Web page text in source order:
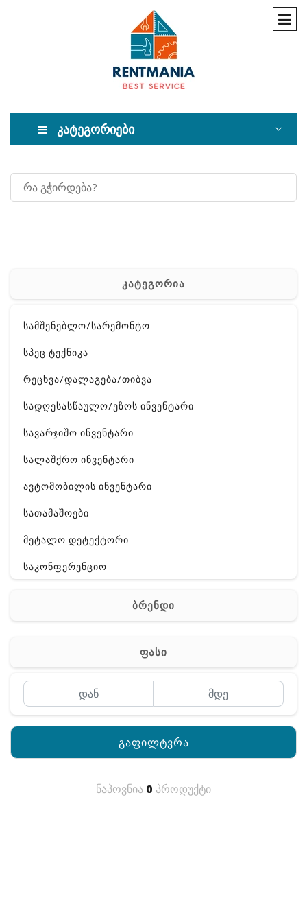
კატეგორიები
კატეგორია
სამშენებლო/სარემონტო
სპეც ტექნიკა
რეცხვა/დალაგება/თიბვა
სადღესასწაულო/ეზოს ინვენტარი
სავარჯიშო ინვენტარი
სალაშქრო ინვენტარი
ავტომობილის ინვენტარი
სათამაშოები
მეტალო დეტექტორი
საკონფერენციო
რაცია
ბრენდი
ფასი
გაფილტვრა
ნაპოვნია0 პროდუქტი